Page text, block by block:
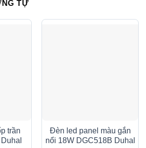
TỰ
trần
Đèn led panel màu gắn
nổi 18W DGC518B Duhal